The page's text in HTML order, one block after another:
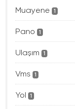
Muayene 1
Pano 1
Ulaşım 1
Vms 1
Yol 1